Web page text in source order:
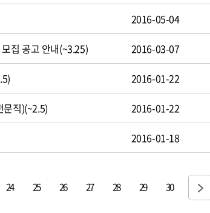
2016-05-04
집 공고 안내(~3.25) 2016-03-07
2016-01-22
문직)(~2.5) 2016-01-22
2016-01-18
24 25 26 27 28 29 30